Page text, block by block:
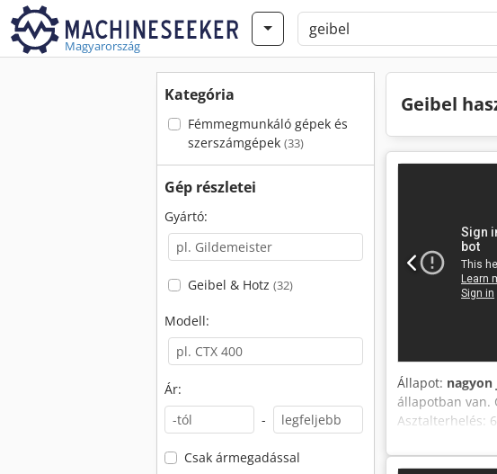
Magyarország
Kategória
Fémmegmunkáló gépek és
szerszámgépek (33)
Gép részletei
Gyártó:
Geibel & Hotz (32)
Modell:
Ár:
-
Csak ármegadással
Geibel
Állapot: nagyon
állapotban van.
Asztalterhelés:
mozgása: 400
Csdezlguvopfx